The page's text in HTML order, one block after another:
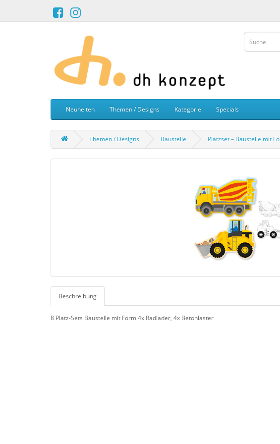
Neuheiten Themen / Designs Kategorie Specials
Themen / Designs Baustelle Platzset – Baustelle mit
Beschreibung
8 Platz-Sets Baustelle mit Form 4x Radlader, 4x Betonlaster